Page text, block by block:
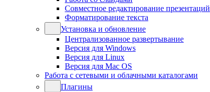
Совместное редактирование презентаций
Форматирование текста
Установка и обновление
Централизованное развертывание
Версия для Windows
Версия для Linux
Версия для Mac OS
Работа с сетевыми и облачными каталогами
Плагины